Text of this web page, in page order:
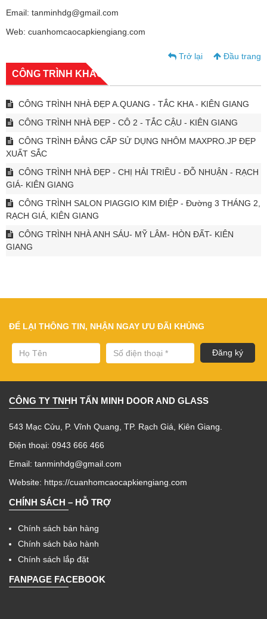
Email: tanminhdg@gmail.com
Web: cuanhomcaocapkiengiang.com
Trở lại Đầu trang
CÔNG TRÌNH KHÁC
CÔNG TRÌNH NHÀ ĐẸP A.QUANG - TẮC KHA - KIÊN GIANG
CÔNG TRÌNH NHÀ ĐẸP - CÔ 2 - TẮC CẬU - KIÊN GIANG
CÔNG TRÌNH ĐẲNG CẤP SỬ DỤNG NHÔM MAXPRO.JP ĐẸP
XUẤT SẮC
CÔNG TRÌNH NHÀ ĐẸP - CHỊ HẢI TRIỀU - ĐỖ NHUẬN - RẠCH
GIÁ- KIÊN GIANG
CÔNG TRÌNH SALON PIAGGIO KIM ĐIỆP - Đường 3 THÁNG 2,
RẠCH GIÁ, KIÊN GIANG
CÔNG TRÌNH NHÀ ANH SÁU- MỸ LÂM- HÒN ĐẤT- KIÊN
GIANG
ĐỂ LẠI THÔNG TIN, NHẬN NGAY ƯU ĐÃI KHỦNG
CÔNG TY TNHH TẤN MINH DOOR AND GLASS
543 Mạc Cửu, P. Vĩnh Quang, TP. Rạch Giá, Kiên Giang.
Điện thoại: 0943 666 466
Email: tanminhdg@gmail.com
Website: https://cuanhomcaocapkiengiang.com
CHÍNH SÁCH – HỖ TRỢ
Chính sách bán hàng
Chính sách bảo hành
Chính sách lắp đặt
FANPAGE FACEBOOK